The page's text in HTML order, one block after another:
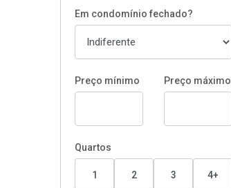
Em condomínio fechado?
Preço mínimo Preço máximo
Quartos
1 2 3 4+